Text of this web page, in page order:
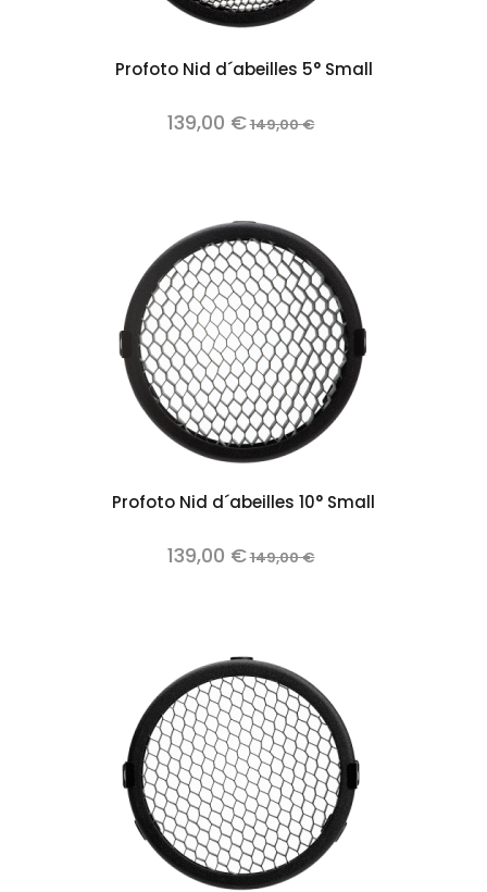
Profoto Nid d´abeilles 5° Small
139,00 €149,00 €
Profoto Nid d´abeilles 10° Small
139,00 €149,00 €